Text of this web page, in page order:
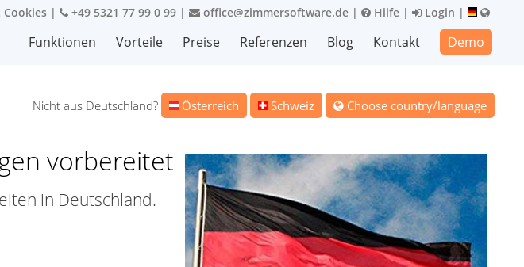
Cookies | +49 5321 77 99 0 99 | office@zimmersoftware.de | Hilfe | Login |
Funktionen Vorteile Preise Referenzen Blog Kontakt Demo
Nicht aus Deutschland? Österreich Schweiz Choose country/language
vorbereitet
in Deutschland.